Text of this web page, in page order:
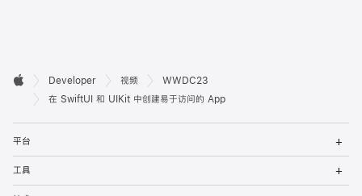
开
者
页
脚

Apple
Developer 视频
WWDC23
在 SwiftUI 和 UIKit 中创建易于访问的 App
平台
工具